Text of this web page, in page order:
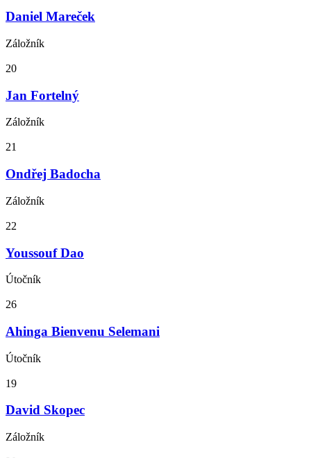
Daniel Mareček
Záložník
20
Jan Fortelný
Záložník
21
Ondřej Badocha
Záložník
22
Youssouf Dao
Útočník
26
Ahinga Bienvenu Selemani
Útočník
19
David Skopec
Záložník